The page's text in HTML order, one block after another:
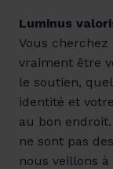
Luminus
Vous
vraiment être
le soutien,
identité et
au bon
ne sont pas
nous veillons